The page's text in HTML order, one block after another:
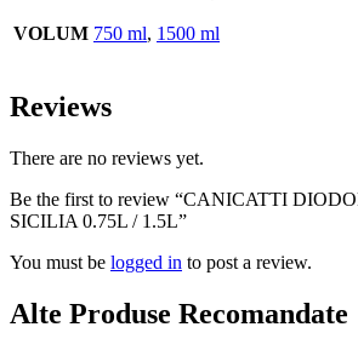
VOLUM 750 ml, 1500 ml
Reviews
There are no reviews yet.
Be the first to review “CANICATTI
SICILIA 0.75L / 1.5L”
You must be logged in to post a review.
Alte Produse Recomandate